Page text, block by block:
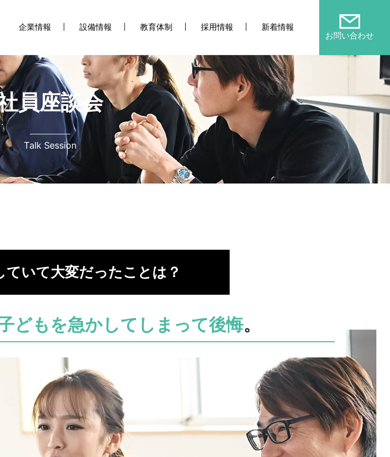
企業情報 設備情報 教育体制 採用情報
新着情報
お問い合わせ
員座談会
Talk Session
ていて大変だったことは？
どもを急かしてしまって後悔。